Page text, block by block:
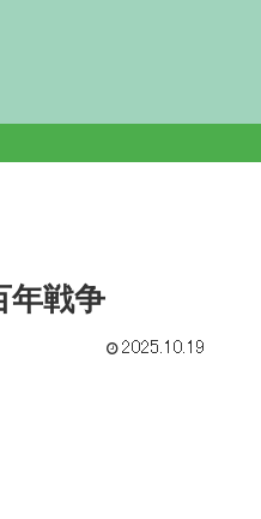
戦争
2025.10.19